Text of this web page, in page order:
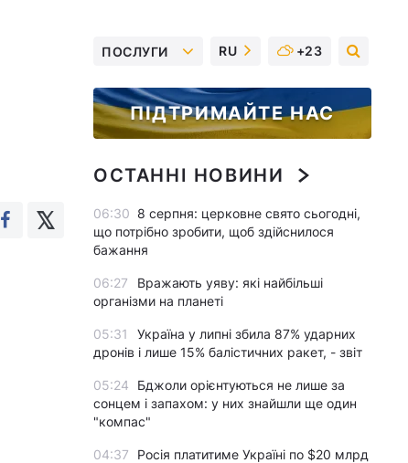
ПОСЛУГИ RU +23
ПІДТРИМАЙТЕ НАС
ОСТАННІ НОВИНИ
06:30 8 серпня: церковне свято сьогодні,
що потрібно зробити, щоб здійснилося
бажання
06:27
Вражають уяву: які найбільші
організми на планеті
05:31
Україна у липні збила 87% ударних
дронів і лише 15% балістичних ракет, - звіт
05:24
Бджоли орієнтуються не лише за
сонцем і запахом: у них знайшли ще один
"компас"
04:37
Росія платитиме Україні по $20 млрд